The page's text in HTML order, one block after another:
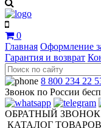
0
Главная Оформление
Гарантия и возврат
8 800 234 22
Звонок по России
ОБРАТНЫЙ ЗВОНОК
КАТАЛОГ ТОВАРОВ